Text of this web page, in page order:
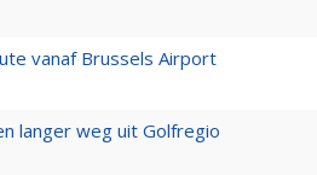
vanaf Brussels Airport
langer weg uit Golfregio